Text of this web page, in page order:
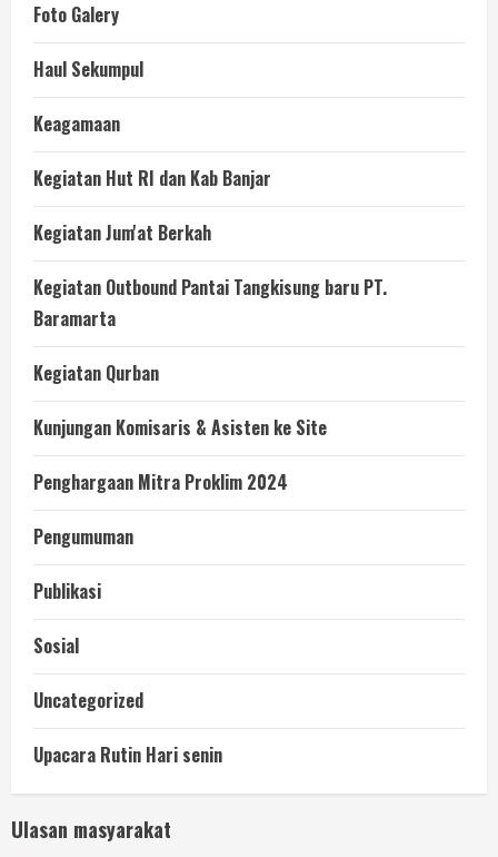
Foto Galery
Haul Sekumpul
Keagamaan
Kegiatan Hut RI dan Kab Banjar
Kegiatan Jum'at Berkah
Kegiatan Outbound Pantai Tangkisung baru PT.
Baramarta
Kegiatan Qurban
Kunjungan Komisaris & Asisten ke Site
Penghargaan Mitra Proklim 2024
Pengumuman
Publikasi
Sosial
Uncategorized
Upacara Rutin Hari senin
Ulasan masyarakat